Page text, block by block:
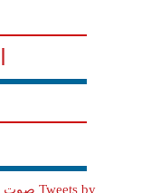
Tweets by صوت المقاومة